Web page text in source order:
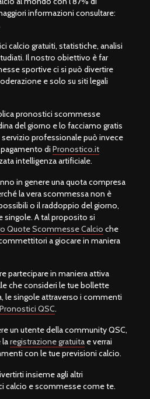
informazioni consultare:
calcio gratuiti, statistiche, analisi
Il nostro obiettivo è far
sportive ci si può divertire
e solo su siti legali
pronostici scommesse
del giorno e lo facciamo gratis
servizio professionale può invece
di Pronostico.it
intelligenza artificiale.
in genere una quota compresa
la vera scommessa non è
o il raddoppio del giorno,
A tal proposito si
Quote Scommesse Calcio che
a giocare in maniera
partecipare in maniera attiva
che consideri le tue bollette
le singole attraverso i commenti
Pronostici QSC.
un utente della community QSC,
laregistrazione gratuita e verrai
con le tue previsioni calcio.
insieme agli altri
calcio e scommesse come te.